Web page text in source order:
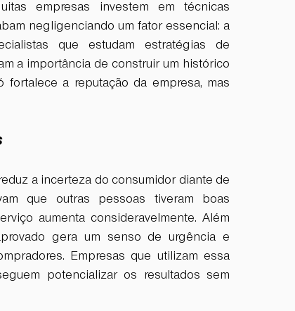
empresas investem em técnicas
negligenciando um fator essencial: a
que estudam estratégias de
a importância de construir um histórico
a reputação da empresa, mas
a incerteza do consumidor diante de
que outras pessoas tiveram boas
aumenta consideravelmente. Além
gera um senso de urgência e
Empresas que utilizam essa
potencializar os resultados sem